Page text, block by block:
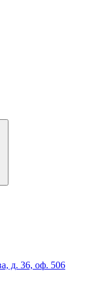
д. 36, оф. 506